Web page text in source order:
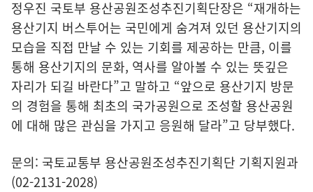
정우진 국토부 용산공원조성추진기획단장은 “재개하는
용산기지 버스투어는 국민에게 숨겨져 있던 용산기지의
모습을 직접 만날 수 있는 기회를 제공하는 만큼, 이를
통해 용산기지의 문화, 역사를 알아볼 수 있는 뜻깊은
자리가 되길 바란다”고 말하고 “앞으로 용산기지 방문
의 경험을 통해 최초의 국가공원으로 조성할 용산공원
에 대해 많은 관심을 가지고 응원해 달라”고 당부했다.
문의: 국토교통부 용산공원조성추진기획단 기획지원과
(02-2131-2028)